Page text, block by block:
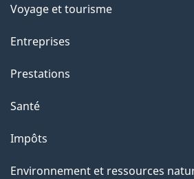
Voyage et tourisme
Entreprises
Prestations
Santé
Impôts
Environnement et ressources